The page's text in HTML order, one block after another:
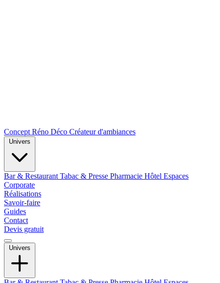
Concept Réno Déco Créateur d'ambiances
Bar & Restaurant Tabac & Presse Pharmacie Hôtel Espaces
Corporate
Réalisations
Savoir-faire
Guides
Contact
Devis gratuit
Univers